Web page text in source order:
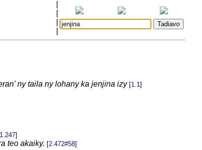
ny taila ny lohany ka jenjina izy [1.1]
]
teo akaiky. [2.472#58]